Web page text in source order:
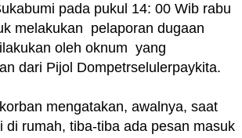
pada pukul 14: 00 Wib rabu
melakukan pelaporan dugaan
oleh oknum yang
dari Pijol Dompetrselulerpaykita.
mengatakan, awalnya, saat
di rumah, tiba-tiba ada pesan masuk